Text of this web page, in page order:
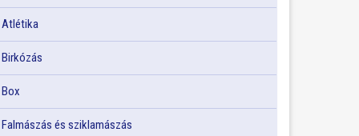
Atlétika
Birkózás
Box
Falmászás és sziklamászás